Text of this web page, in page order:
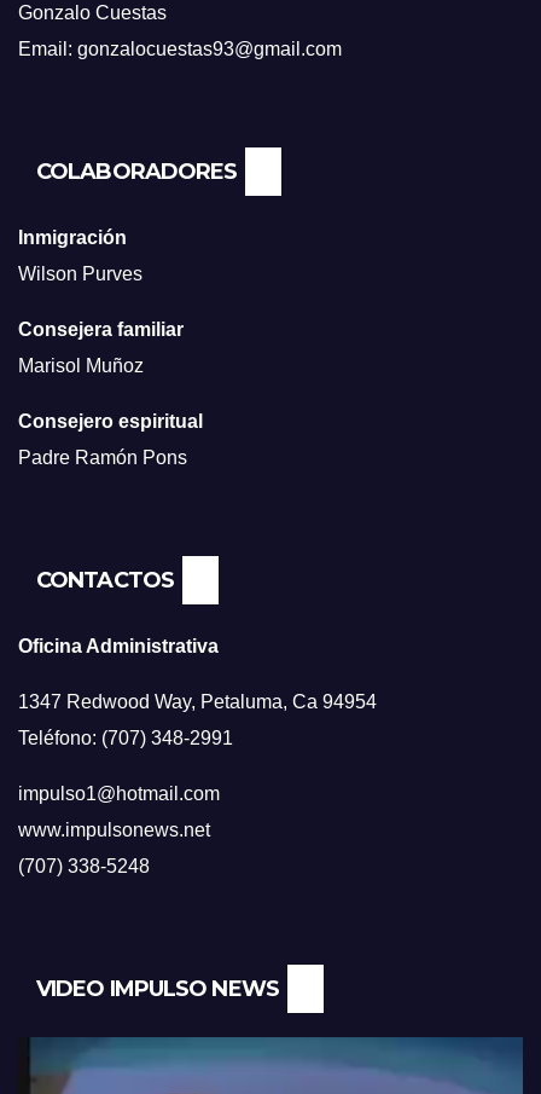
Gonzalo Cuestas
Email: gonzalocuestas93@gmail.com
COLABORADORES
Inmigración
Wilson Purves
Consejera familiar
Marisol Muñoz
Consejero espiritual
Padre Ramón Pons
CONTACTOS
Oficina Administrativa
1347 Redwood Way, Petaluma, Ca 94954
Teléfono: (707) 348-2991
impulso1@hotmail.com
www.impulsonews.net
(707) 338-5248
VIDEO IMPULSO NEWS
Reproductor